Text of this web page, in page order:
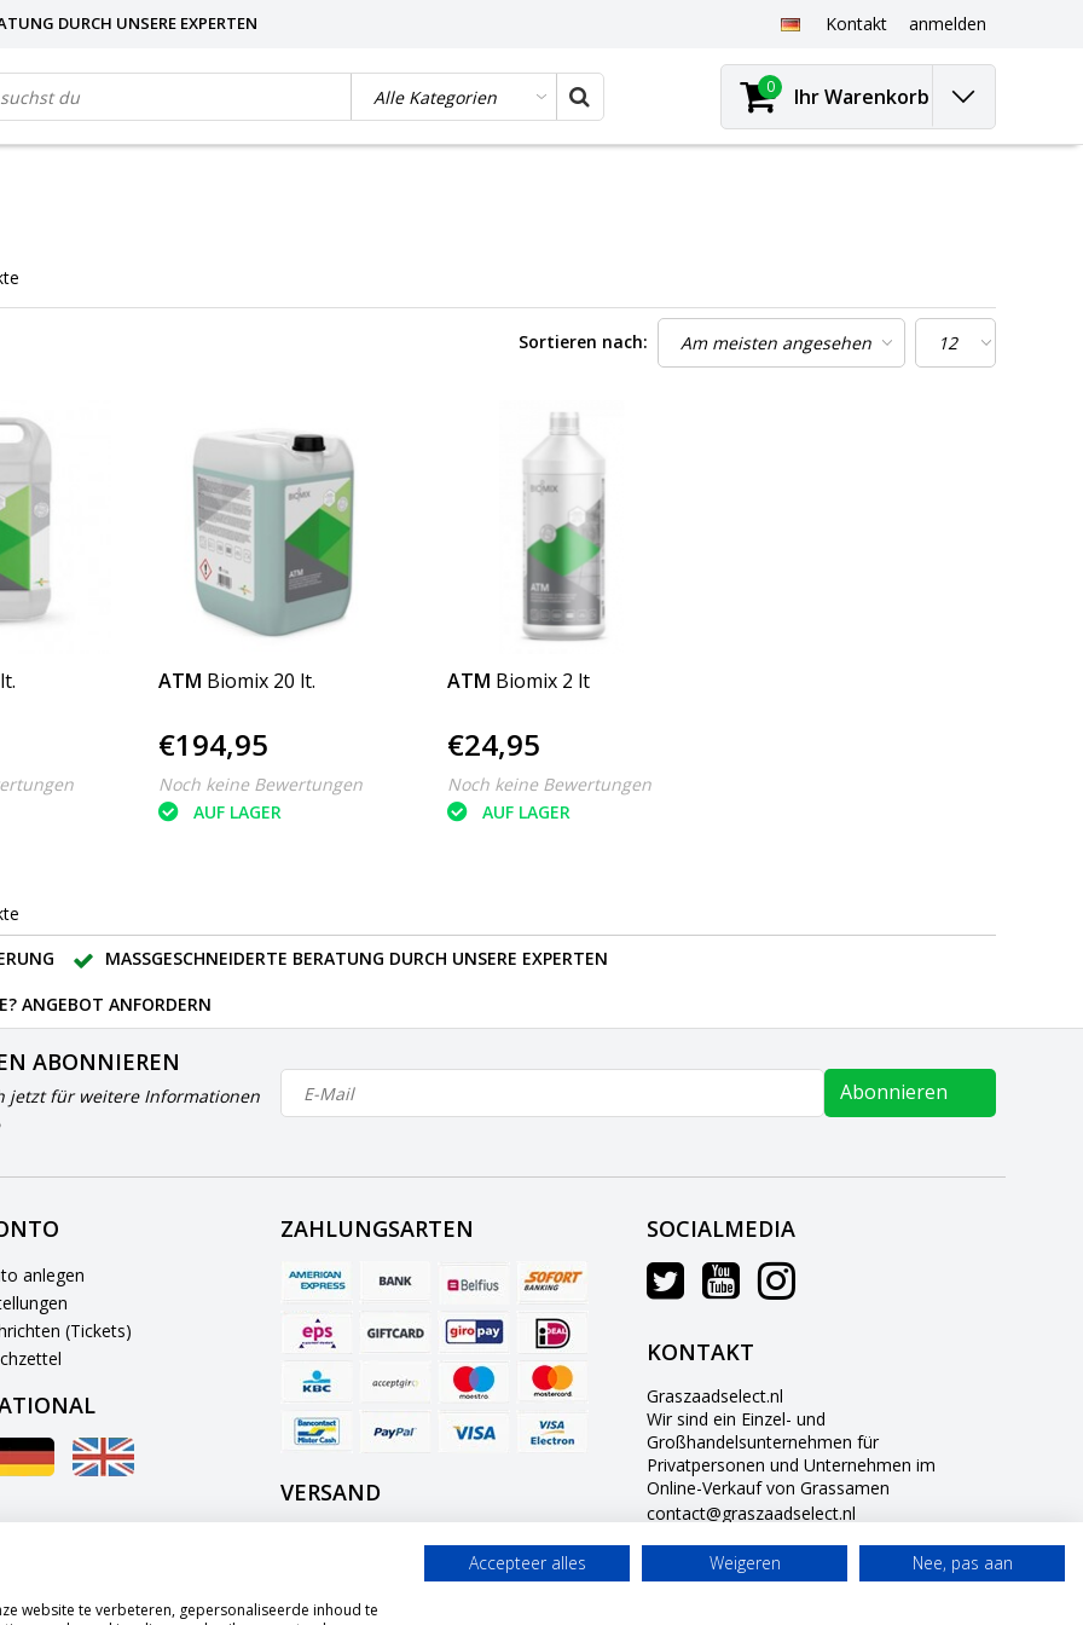
DURCH UNSERE EXPERTEN Kontakt anmelden
0 Ihr Warenkorb
Sortieren nach:
ATM Biomix 20 lt.
€194,95
Noch keine Bewertungen
AUF LAGER
ATM Biomix 2 lt
€24,95
Noch keine Bewertungen
AUF LAGER
MASSGESCHNEIDERTE BERATUNG DURCH UNSERE EXPERTEN
ANGEBOT ANFORDERN
ABONNIEREN
jetzt für weitere Informationen
Abonnieren
anlegen
(Tickets)
ZAHLUNGSARTEN
VERSAND
SOCIALMEDIA
KONTAKT
Graszaadselect.nl
Wir sind ein Einzel- und
Großhandelsunternehmen für
Privatpersonen und Unternehmen im
Online-Verkauf von Grassamen
contact@graszaadselect.nl
0634703236
website te verbeteren, gepersonaliseerde inhoud te
Accepteer alles Weigeren Nee, pas aan